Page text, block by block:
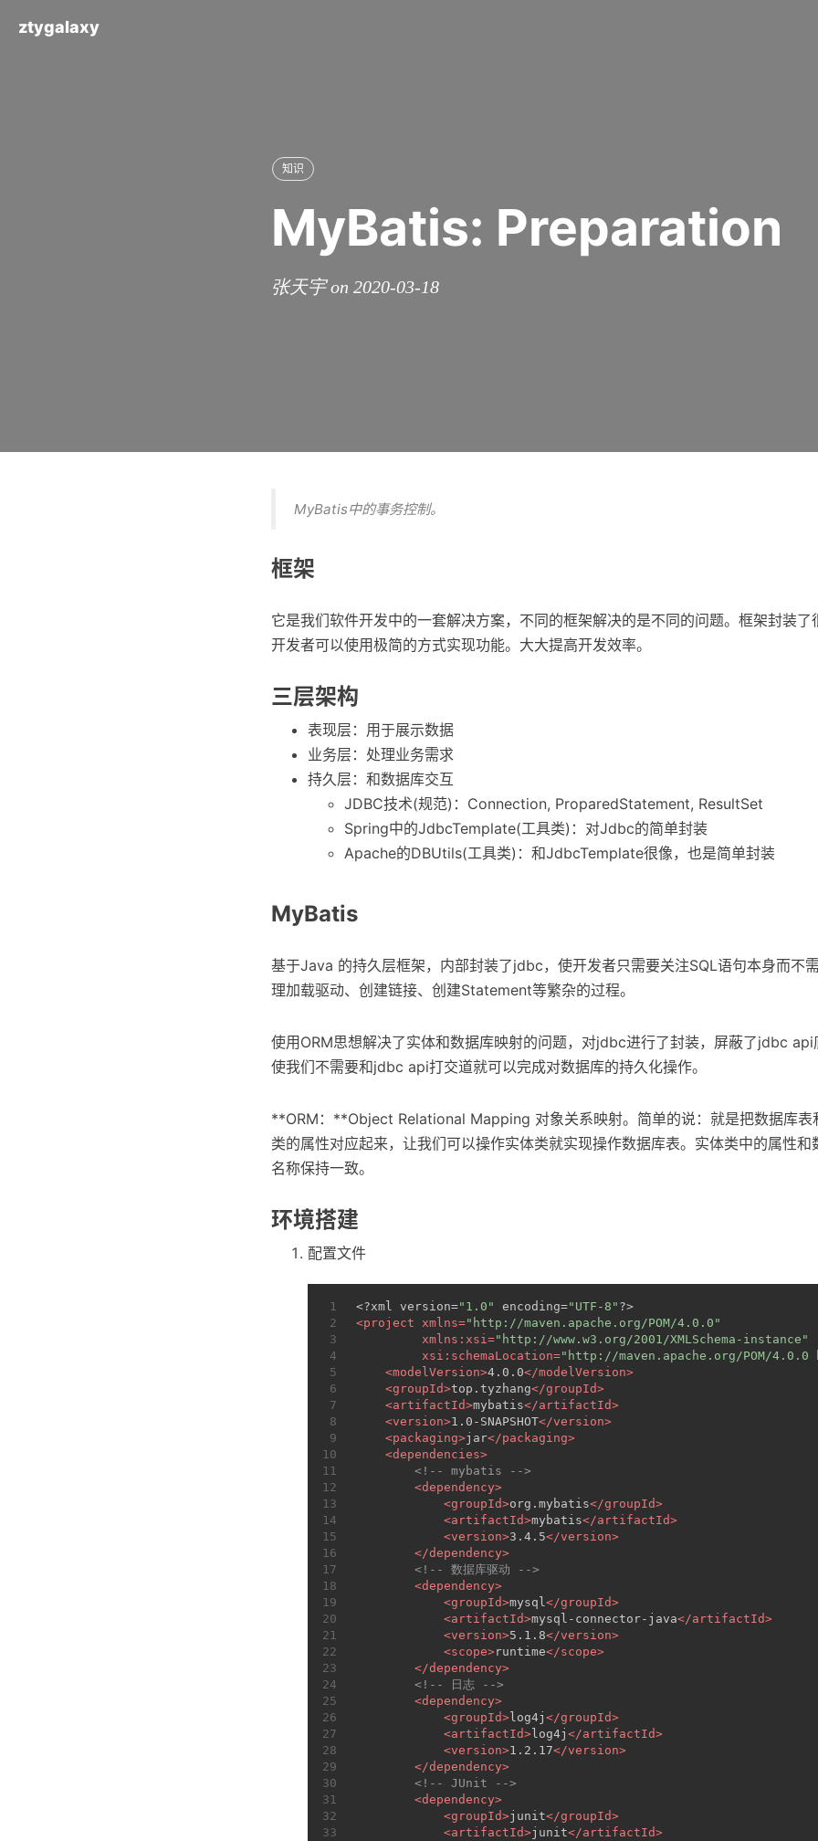
知识
MyBatis: Preparation
张天宇 on 2020-03-18
ztygalaxy
MyBatis中的事务控制。
框架
它是我们软件开发中的一套解决方案，不同的框架解决的是不同的问题。框架封装了
开发者可以使用极简的方式实现功能。大大提高开发效率。
三层架构
表现层：用于展示数据
业务层：处理业务需求
持久层：和数据库交互
JDBC技术(规范)：Connection, ProparedStatement, ResultSet
Spring中的JdbcTemplate(工具类)：对Jdbc的简单封装
Apache的DBUtils(工具类)：和JdbcTemplate很像，也是简单封装
MyBatis
基于Java 的持久层框架，内部封装了jdbc，使开发者只需要关注SQL语句本身而不
理加载驱动、创建链接、创建Statement等繁杂的过程。
使用ORM思想解决了实体和数据库映射的问题，对jdbc进行了封装，屏蔽了jdbc api
使我们不需要和jdbc api打交道就可以完成对数据库的持久化操作。
**ORM：**Object Relational Mapping 对象关系映射。简单的说：就是把数据库表
类的属性对应起来，让我们可以操作实体类就实现操作数据库表。实体类中的属性和
名称保持一致。
环境搭建
配置文件
1
2
3
4
5
6
7
8
9
10
11
12
13
14
15
16
17
18
19
20
21
22
23
24
25
26
27
28
29
30
31
32
33
<?xml version="1.0" encoding="UTF-8" ?>
<project xmlns="http://maven.apache.org/POM/4.0.0"
xmlns:xsi="http://www.w3.org/2001/XMLSchema-instance"
xsi:schemaLocation="http://maven.apache.org/POM/
<modelVersion>4.0.0</modelVersion>
<groupId>top.tyzhang</groupId>
<artifactId>mybatis</artifactId>
<version>1.0-SNAPSHOT</version>
<packaging>jar</packaging>
<dependencies>
<!-- mybatis -->
<dependency>
<groupId>org.mybatis</groupId>
<artifactId>mybatis</artifactId>
<version>3.4.5</version>
</dependency>
<!-- 数据库驱动 -->
<dependency>
<groupId>mysql</groupId>
<artifactId>mysql-connector-java</artifactId>
<version>5.1.8</version>
<scope>runtime</scope>
</dependency>
<!-- 日志 -->
<dependency>
<groupId> log4j </groupId>
<artifactId> log4j </artifactId>
<version>1.2.17</version>
</dependency>
<!-- JUnit -->
<dependency>
<groupId>junit</groupId>
<artifactId>junit</artifactId>